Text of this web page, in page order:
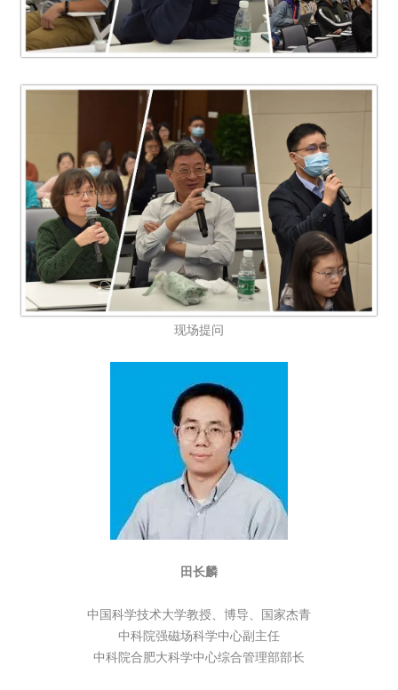
现场提问
田长麟
中国科学技术大学教授、博导、国家杰青
中科院强磁场科学中心副主任
中科院合肥大科学中心综合管理部部长